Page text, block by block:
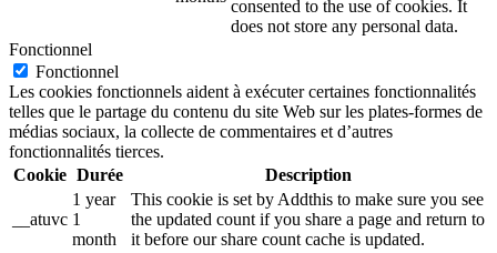
consented to the use of cookies. It
does not store any personal data.
Fonctionnel
Fonctionnel
Les cookies fonctionnels aident à exécuter certaines fonctionnalités
telles que le partage du contenu du site Web sur les plates-formes de
médias sociaux, la collecte de commentaires et d’autres
fonctionnalités tierces.
Cookie Durée Description
__atuvc
1 year
1
month
This cookie is set by Addthis to make sure you see
the updated count if you share a page and return to
it before our share count cache is updated.